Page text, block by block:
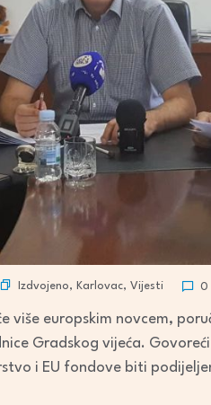
Izdvojeno, Karlovac, Vijesti 0
više europskim novcem,
Gradskog vijeća.
i EU fondove biti